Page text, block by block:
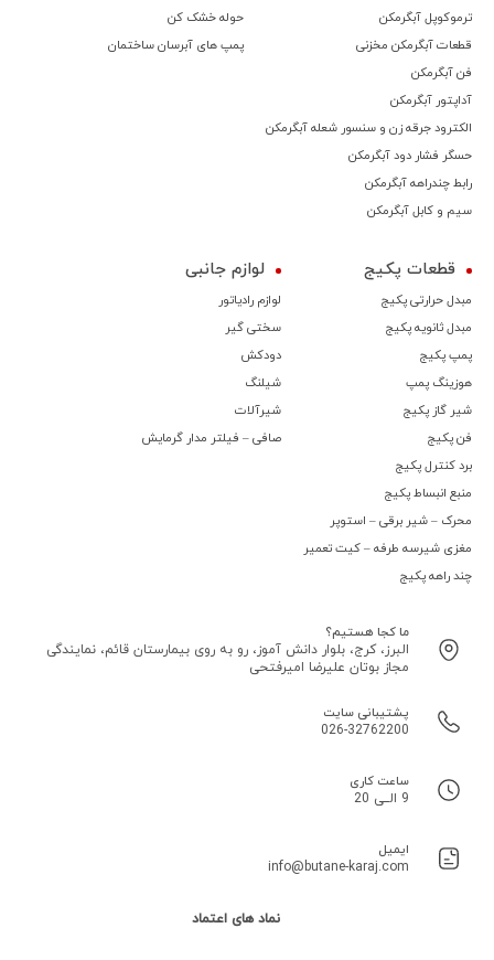
ترموكوپل آبگرمکن
قطعات آبگرمکن مخزنی
فن آبگرمکن
آداپتور آبگرمکن
الکترود جرقه زن و سنسور شعله آبگرمکن
حسگر فشار دود آبگرمکن
رابط چندراهه آبگرمکن
سیم و کابل آبگرمکن
حوله خشک کن
پمپ های آبرسان ساختمان
قطعات پکیج
مبدل حرارتی پکیج
مبدل ثانویه پکیج
پمپ پکیج
هوزینگ پمپ
شیر گاز پکیج
فن پکیج
برد کنترل پکیج
منبع انبساط پکیج
محرک – شیر برقی – استوپر
مغزی شیرسه طرفه – کیت تعمیر
چند راهه پکیج
لوازم جانبی
لوازم رادیاتور
سختی گیر
دودکش
شیلنگ
شیرآلات
صافی – فیلتر مدار گرمایش
ما کجا هستیم؟
البرز، کرج، بلوار دانش آموز، رو به روی بیمارستان قائم، نمایندگی
مجاز بوتان علیرضا امیرفتحی
پشتیبانی سایت
026-32762200
ساعت کاری
9 الــی 20
ایمیل
info@butane-karaj.com
نماد های اعتماد